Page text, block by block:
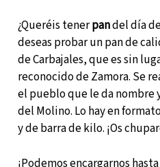
¿Queréis tenerpandel día
deseas probar un pan de
de Carbajales, que es sin
reconocido de Zamora. Se
el pueblo que le da nombre
del Molino. Lo hay en
y de barra de kilo. ¡Os
¡Podemos encargarnos